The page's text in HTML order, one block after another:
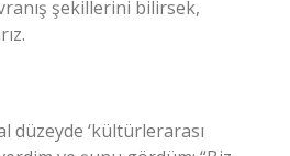
şekillerini bilirsek,
düzeyde ‘kültürlerarası